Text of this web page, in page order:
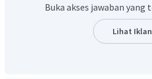
Buka akses jawaban
Lihat Iklan